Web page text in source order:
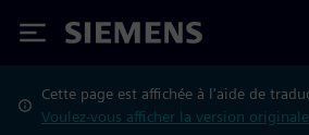
Siemens
Cette page est affichée à l'aide de
Voulez-vous afficher la version